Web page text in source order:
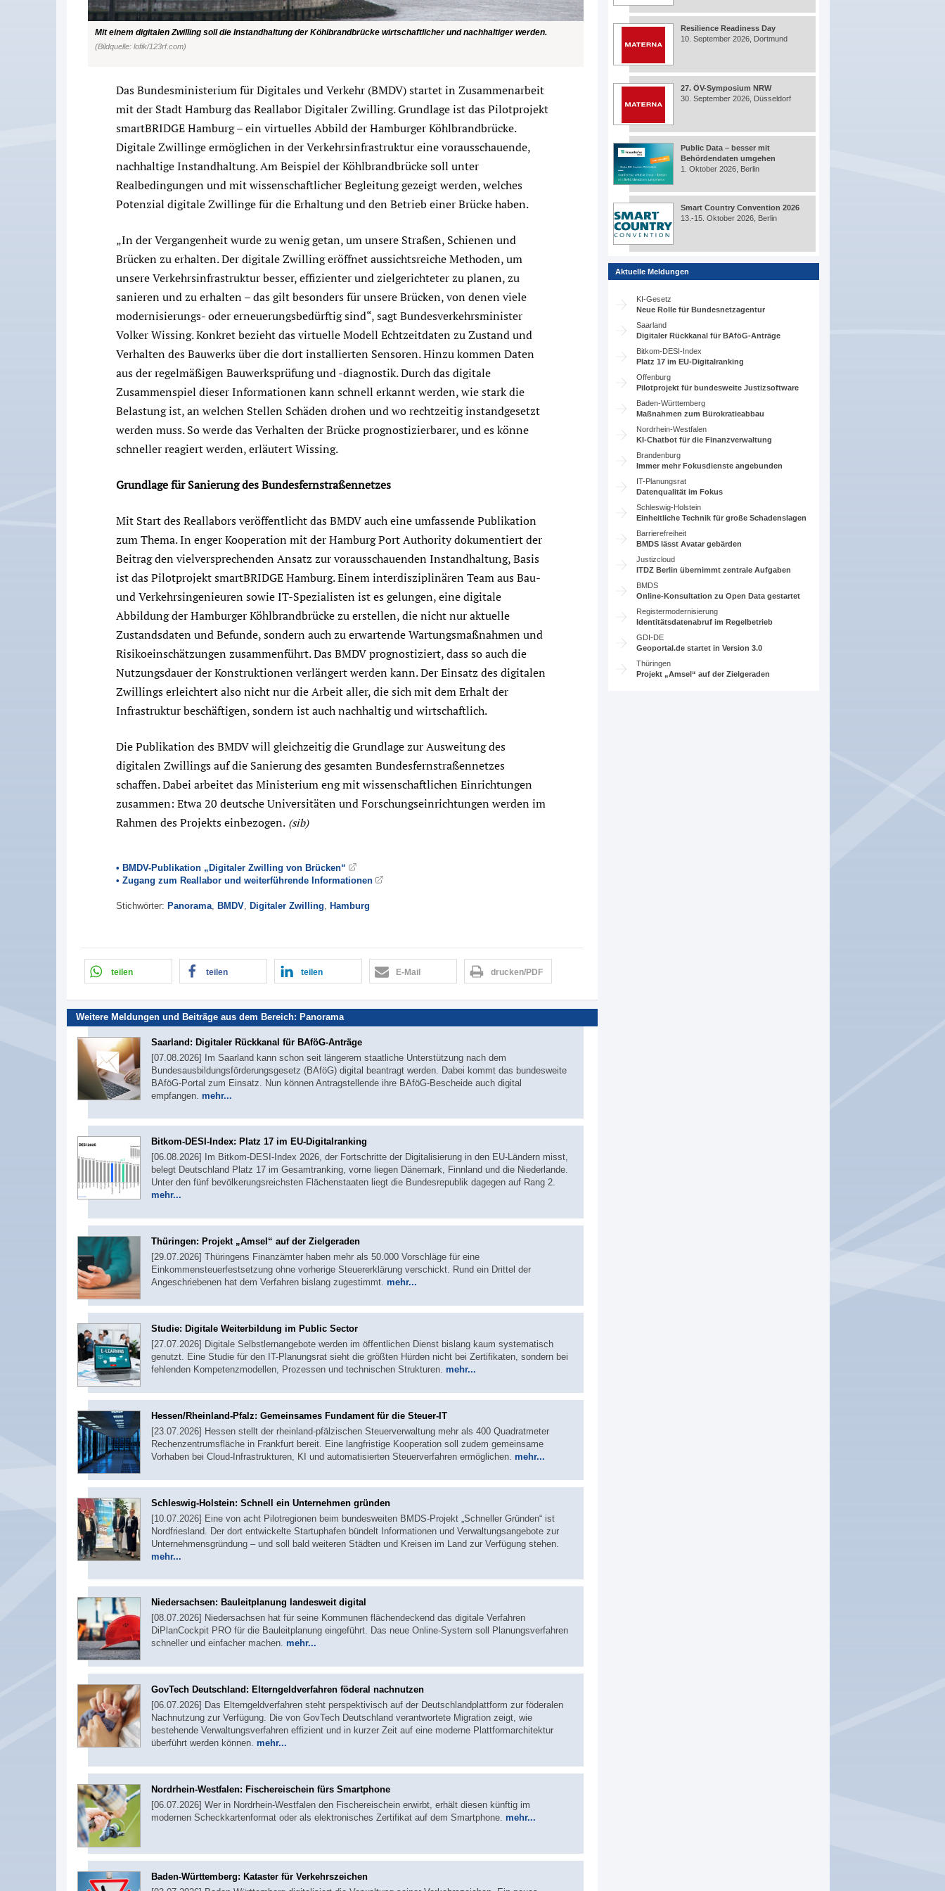
Mit einem digitalen Zwilling soll die Instandhaltung der Köhlbrandbrücke wirtschaftlicher und nachhaltiger werden.
(Bildquelle: lofik/123rf.com)
Das Bundesministerium für Digitales und Verkehr (BMDV) startet in Zusammenarbeit
mit der Stadt Hamburg das Reallabor Digitaler Zwilling. Grundlage ist das Pilotprojekt
smartBRIDGE Hamburg – ein virtuelles Abbild der Hamburger Köhlbrandbrücke.
Digitale Zwillinge ermöglichen in der Verkehrsinfrastruktur eine vorausschauende,
nachhaltige Instandhaltung. Am Beispiel der Köhlbrandbrücke soll unter
Realbedingungen und mit wissenschaftlicher Begleitung gezeigt werden, welches
Potenzial digitale Zwillinge für die Erhaltung und den Betrieb einer Brücke haben.
„In der Vergangenheit wurde zu wenig getan, um unsere Straßen, Schienen und
Brücken zu erhalten. Der digitale Zwilling eröffnet aussichtsreiche Methoden, um
unsere Verkehrsinfrastruktur besser, effizienter und zielgerichteter zu planen, zu
sanieren und zu erhalten – das gilt besonders für unsere Brücken, von denen viele
modernisierungs- oder erneuerungsbedürftig sind“, sagt Bundesverkehrsminister
Volker Wissing. Konkret bezieht das virtuelle Modell Echtzeitdaten zu Zustand und
Verhalten des Bauwerks über die dort installierten Sensoren. Hinzu kommen Daten
aus der regelmäßigen Bauwerksprüfung und -diagnostik. Durch das digitale
Zusammenspiel dieser Informationen kann schnell erkannt werden, wie stark die
Belastung ist, an welchen Stellen Schäden drohen und wo rechtzeitig instandgesetzt
werden muss. So werde das Verhalten der Brücke prognostizierbarer, und es könne
schneller reagiert werden, erläutert Wissing.
Grundlage für Sanierung des Bundesfernstraßennetzes
Mit Start des Reallabors veröffentlicht das BMDV auch eine umfassende Publikation
zum Thema. In enger Kooperation mit der Hamburg Port Authority dokumentiert der
Beitrag den vielversprechenden Ansatz zur vorausschauenden Instandhaltung, Basis
ist das Pilotprojekt smartBRIDGE Hamburg. Einem interdisziplinären Team aus Bau-
und Verkehrsingenieuren sowie IT-Spezialisten ist es gelungen, eine digitale
Abbildung der Hamburger Köhlbrandbrücke zu erstellen, die nicht nur aktuelle
Zustandsdaten und Befunde, sondern auch zu erwartende Wartungsmaßnahmen und
Risikoeinschätzungen zusammenführt. Das BMDV prognostiziert, dass so auch die
Nutzungsdauer der Konstruktionen verlängert werden kann. Der Einsatz des digitalen
Zwillings erleichtert also nicht nur die Arbeit aller, die sich mit dem Erhalt der
Infrastruktur beschäftigen, sondern ist auch nachhaltig und wirtschaftlich.
Die Publikation des BMDV will gleichzeitig die Grundlage zur Ausweitung des
digitalen Zwillings auf die Sanierung des gesamten Bundesfernstraßennetzes
schaffen. Dabei arbeitet das Ministerium eng mit wissenschaftlichen Einrichtungen
zusammen: Etwa 20 deutsche Universitäten und Forschungseinrichtungen werden im
Rahmen des Projekts einbezogen. (sib)
• BMDV-Publikation „Digitaler Zwilling von Brücken“
• Zugang zum Reallabor und weiterführende Informationen
Stichwörter: Panorama, BMDV, Digitaler Zwilling, Hamburg
teilen teilen teilen E-Mail drucken/PDF
Weitere Meldungen und Beiträge aus dem Bereich: Panorama
Saarland: Digitaler Rückkanal für BAföG-Anträge
[07.08.2026] Im Saarland kann schon seit längerem staatliche Unterstützung nach dem
Bundesausbildungsförderungsgesetz (BAföG) digital beantragt werden. Dabei kommt das bundesweite
BAföG-Portal zum Einsatz. Nun können Antragstellende ihre BAföG-Bescheide auch digital
empfangen. mehr...
Bitkom-DESI-Index: Platz 17 im EU-Digitalranking
[06.08.2026] Im Bitkom-DESI-Index 2026, der Fortschritte der Digitalisierung in den EU-Ländern misst,
belegt Deutschland Platz 17 im Gesamtranking, vorne liegen Dänemark, Finnland und die Niederlande.
Unter den fünf bevölkerungsreichsten Flächenstaaten liegt die Bundesrepublik dagegen auf Rang 2.
mehr...
Thüringen: Projekt „Amsel“ auf der Zielgeraden
[29.07.2026] Thüringens Finanzämter haben mehr als 50.000 Vorschläge für eine
Einkommensteuerfestsetzung ohne vorherige Steuererklärung verschickt. Rund ein Drittel der
Angeschriebenen hat dem Verfahren bislang zugestimmt. mehr...
Studie: Digitale Weiterbildung im Public Sector
[27.07.2026] Digitale Selbstlernangebote werden im öffentlichen Dienst bislang kaum systematisch
genutzt. Eine Studie für den IT-Planungsrat sieht die größten Hürden nicht bei Zertifikaten, sondern bei
fehlenden Kompetenzmodellen, Prozessen und technischen Strukturen. mehr...
Hessen/Rheinland-Pfalz: Gemeinsames Fundament für die Steuer-IT
[23.07.2026] Hessen stellt der rheinland-pfälzischen Steuerverwaltung mehr als 400 Quadratmeter
Rechenzentrumsfläche in Frankfurt bereit. Eine langfristige Kooperation soll zudem gemeinsame
Vorhaben bei Cloud-Infrastrukturen, KI und automatisierten Steuerverfahren ermöglichen. mehr...
Schleswig-Holstein: Schnell ein Unternehmen gründen
[10.07.2026] Eine von acht Pilotregionen beim bundesweiten BMDS-Projekt „Schneller Gründen“ ist
Nordfriesland. Der dort entwickelte Startuphafen bündelt Informationen und Verwaltungsangebote zur
Unternehmensgründung – und soll bald weiteren Städten und Kreisen im Land zur Verfügung stehen.
mehr...
Niedersachsen: Bauleitplanung landesweit digital
[08.07.2026] Niedersachsen hat für seine Kommunen flächendeckend das digitale Verfahren
DiPlanCockpit PRO für die Bauleitplanung eingeführt. Das neue Online-System soll Planungsverfahren
schneller und einfacher machen. mehr...
GovTech Deutschland: Elterngeldverfahren föderal nachnutzen
[06.07.2026] Das Elterngeldverfahren steht perspektivisch auf der Deutschlandplattform zur föderalen
Nachnutzung zur Verfügung. Die von GovTech Deutschland verantwortete Migration zeigt, wie
bestehende Verwaltungsverfahren effizient und in kurzer Zeit auf eine moderne Plattformarchitektur
überführt werden können. mehr...
Nordrhein-Westfalen: Fischereischein fürs Smartphone
[06.07.2026] Wer in Nordrhein-Westfalen den Fischereischein erwirbt, erhält diesen künftig im
modernen Scheckkartenformat oder als elektronisches Zertifikat auf dem Smartphone. mehr...
Baden-Württemberg: Kataster für Verkehrszeichen
Resilience Readiness Day
10. September 2026, Dortmund
27. ÖV-Symposium NRW
30. September 2026, Düsseldorf
Public Data – besser mit
Behördendaten umgehen
1. Oktober 2026, Berlin
Smart Country Convention 2026
13.-15. Oktober 2026, Berlin
Aktuelle Meldungen
KI-Gesetz
Neue Rolle für Bundesnetzagentur
Saarland
Digitaler Rückkanal für BAföG-Anträge
Bitkom-DESI-Index
Platz 17 im EU-Digitalranking
Offenburg
Pilotprojekt für bundesweite Justizsoftware
Baden-Württemberg
Maßnahmen zum Bürokratieabbau
Nordrhein-Westfalen
KI-Chatbot für die Finanzverwaltung
Brandenburg
Immer mehr Fokusdienste angebunden
IT-Planungsrat
Datenqualität im Fokus
Schleswig-Holstein
Einheitliche Technik für große Schadenslagen
Barrierefreiheit
BMDS lässt Avatar gebärden
Justizcloud
ITDZ Berlin übernimmt zentrale Aufgaben
BMDS
Online-Konsultation zu Open Data gestartet
Registermodernisierung
Identitätsdatenabruf im Regelbetrieb
GDI-DE
Geoportal.de startet in Version 3.0
Thüringen
Projekt „Amsel“ auf der Zielgeraden